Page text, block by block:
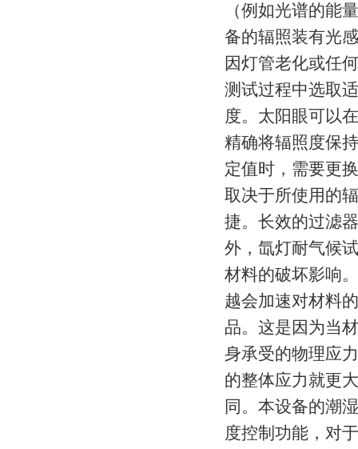
（例如光谱的能
备的辐照装有光
因灯管老化或任
测试过程中选取
度。太阳眼可以
精确将辐照度保
定值时，需要更
取决于所使用的
捷。长效的过滤
外，氙灯耐气候
材料的破坏影响
越会加速对材料
品。这是因为当
身承受的物理应
的整体应力就更
同。本设备的潮
度控制功能，对